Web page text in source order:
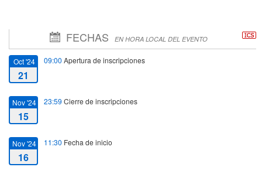
FECHAS EN HORA LOCAL DEL EVENTO
Oct '24
21
09:00 Apertura de inscripciones
Nov '24
15
23:59 Cierre de inscripciones
Nov '24
16
11:30 Fecha de inicio